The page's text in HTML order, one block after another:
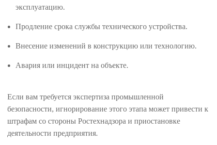
эксплуатацию.
Продление срока службы технического устройства.
Внесение изменений в конструкцию или технологию.
Авария или инцидент на объекте.
Если вам требуется экспертиза промышленной
безопасности, игнорирование этого этапа может привести к
штрафам со стороны Ростехнадзора и приостановке
деятельности предприятия.